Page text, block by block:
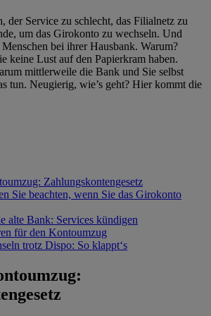
der Service zu schlecht, das Filialnetz zu
um das Girokonto zu wechseln. Und
bei ihrer Hausbank. Warum?
keine Lust auf den Papierkram haben.
mittlerweile die Bank und Sie selbst
tun. Neugierig, wie’s geht? Hier kommt die
Zahlungskontengesetz
Sie beachten, wenn Sie das Girokonto
alte Bank: Services kündigen
für den Kontoumzug
trotz Dispo: So klappt‘s